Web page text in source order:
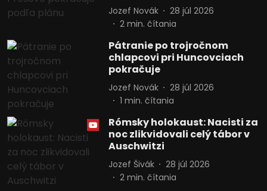
Jozef Novák
28 júl 2026
2 min. čítania
Pátranie po trojročnom
chlapcovi pri Huncovciach
pokračuje
Jozef Novák
28 júl 2026
1 min. čítania
Rómsky holokaust: Nacisti za
noc zlikvidovali celý tábor v
Auschwitzi
Jozef Šivák
28 júl 2026
2 min. čítania